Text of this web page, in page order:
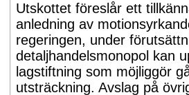
Utskottet föreslår ett
anledning av
regeringen, under
detaljhandelsmonopol kan
lagstiftning som möjliggör
utsträckning. Avslag på